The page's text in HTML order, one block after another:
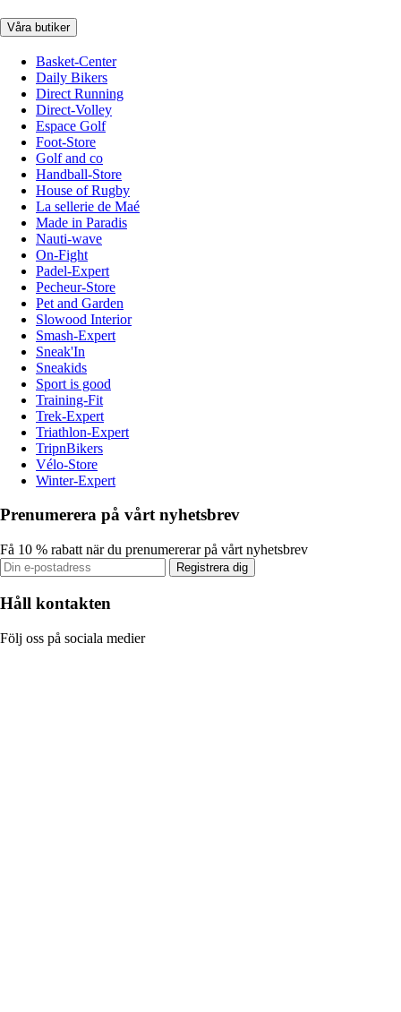
Våra butiker
Basket-Center
Daily Bikers
Direct Running
Direct-Volley
Espace Golf
Foot-Store
Golf and co
Handball-Store
House of Rugby
La sellerie de Maé
Made in Paradis
Nauti-wave
On-Fight
Padel-Expert
Pecheur-Store
Pet and Garden
Slowood Interior
Smash-Expert
Sneak'In
Sneakids
Sport is good
Training-Fit
Trek-Expert
Triathlon-Expert
TripnBikers
Vélo-Store
Winter-Expert
Prenumerera på vårt nyhetsbrev
Få 10 % rabatt när du prenumererar på vårt nyhetsbrev
Registrera dig
Håll kontakten
Följ oss på sociala medier